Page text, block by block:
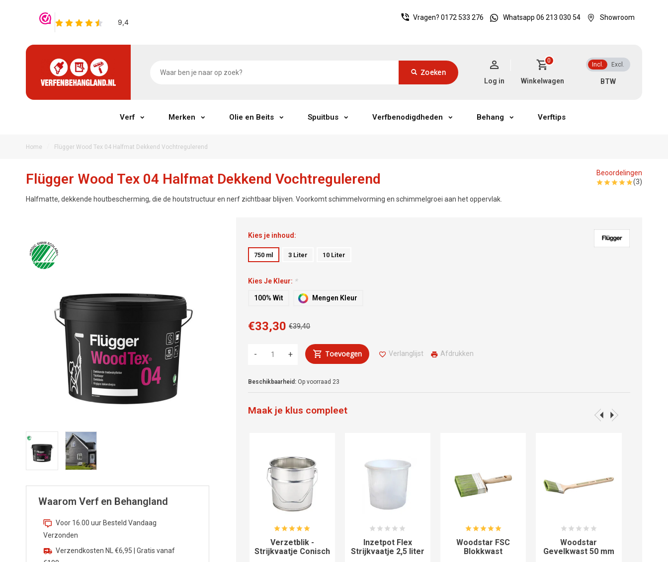
Vragen? 0172 533 276 Whatsapp 06 213 030 54 Showroom
Zoeken
Incl. Excl.
0
Winkelwagen
Log in
Verf Merken Olie en Beits Spuitbus Verfbenodigdheden Behang Verftips
Home Flügger Wood Tex 04 Halfmat Dekkend Vochtregulerend
Flügger Wood Tex 04 Halfmat Dekkend Vochtregulerend
Halfmatte, dekkende houtbescherming, die de houtstructuur en nerf zichtbaar blijven. Voorkomt schimmelvorming en schimmelgroei aan het oppervlak.
Beoordelingen
(3)
Waarom Verf en Behangland
Voor 16.00 uur Besteld Vandaag
Verzonden
Verzendkosten NL €6,95 | Gratis vanaf
Kies je inhoud:
750 ml 3 Liter 10 Liter
Kies Je Kleur: *
100% Wit Mengen Kleur
€39,40
€33,30
+
- Toevoegen Verlanglijst Afdrukken
Beschikbaarheid: Op voorraad 23
Maak je klus compleet
Allround Finish 1583
Verzetblik -
Strijkvaatje Conisch
Inzetpot Flex
Strijkvaatje 2,5 liter
Woodstar FSC
Blokkwast
Woodstar
Gevelkwast 50 mm